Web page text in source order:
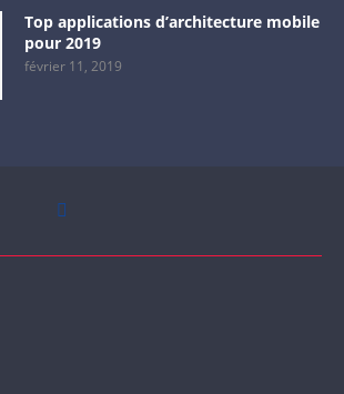
Top applications d’architecture mobile
pour 2019
février 11, 2019